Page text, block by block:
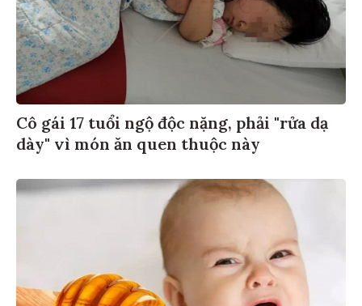
Cô gái 17 tuổi ngộ độc nặng, phải "rửa dạ
dày" vì món ăn quen thuộc này